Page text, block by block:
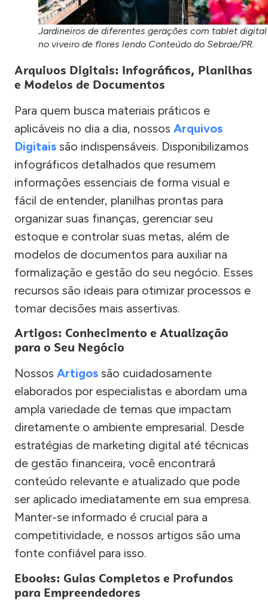
Jardineiros de diferentes gerações com tablet digital
no viveiro de flores lendo Conteúdo do Sebrae/PR.
Arquivos Digitais: Infográficos, Planilhas
e Modelos de Documentos
Para quem busca materiais práticos e
aplicáveis no dia a dia, nossos Arquivos
Digitais são indispensáveis. Disponibilizamos
infográficos detalhados que resumem
informações essenciais de forma visual e
fácil de entender, planilhas prontas para
organizar suas finanças, gerenciar seu
estoque e controlar suas metas, além de
modelos de documentos para auxiliar na
formalização e gestão do seu negócio. Esses
recursos são ideais para otimizar processos e
tomar decisões mais assertivas.
Artigos: Conhecimento e Atualização
para o Seu Negócio
Nossos Artigos são cuidadosamente
elaborados por especialistas e abordam uma
ampla variedade de temas que impactam
diretamente o ambiente empresarial. Desde
estratégias de marketing digital até técnicas
de gestão financeira, você encontrará
conteúdo relevante e atualizado que pode
ser aplicado imediatamente em sua empresa.
Manter-se informado é crucial para a
competitividade, e nossos artigos são uma
fonte confiável para isso.
Ebooks: Guias Completos e Profundos
para Empreendedores